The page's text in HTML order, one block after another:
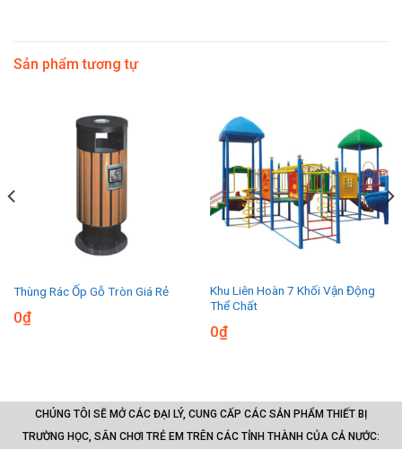
Sản phẩm tương tự
Thùng Rác Ốp Gỗ Tròn Giá Rẻ
0₫
Khu Liên Hoàn 7 Khối Vận Động
Thể Chất
0₫
CHÚNG TÔI SẼ MỞ CÁC ĐẠI LÝ, CUNG CẤP CÁC SẢN PHẨM THIẾT BỊ
TRƯỜNG HỌC, SÂN CHƠI TRẺ EM TRÊN CÁC TỈNH THÀNH CỦA CẢ NƯỚC: